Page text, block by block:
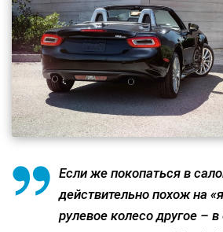
Если же покопаться в
действительно похож на
рулевое колесо другое –